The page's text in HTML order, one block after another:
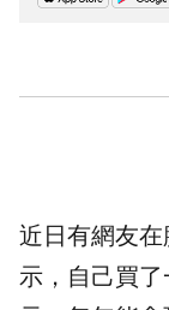
近日有網友
示，自己買